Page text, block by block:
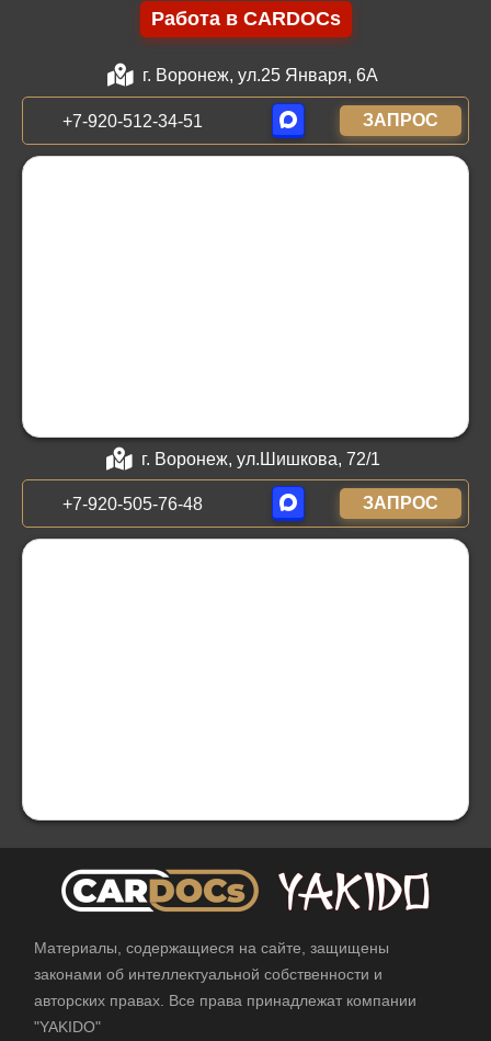
Работа в CARDOCs
г. Воронеж, ул.25 Января, 6А
+7-920-512-34-51 ЗАПРОС
г. Воронеж, ул.Шишкова, 72/1
+7-920-505-76-48 ЗАПРОС
Материалы, содержащиеся на сайте, защищены
законами об интеллектуальной собственности и
авторских правах. Все права принадлежат компании
"YAKIDO"